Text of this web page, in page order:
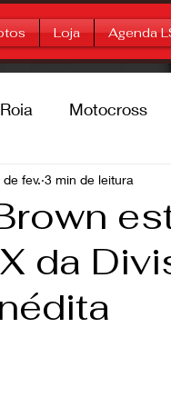
Loja Agenda
Motocross
Marcas
da
de fev. 3 min de leitura